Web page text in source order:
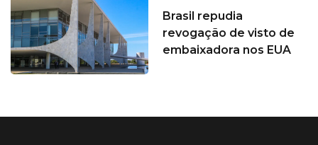
Brasil repudia
revogação de visto de
embaixadora nos EUA